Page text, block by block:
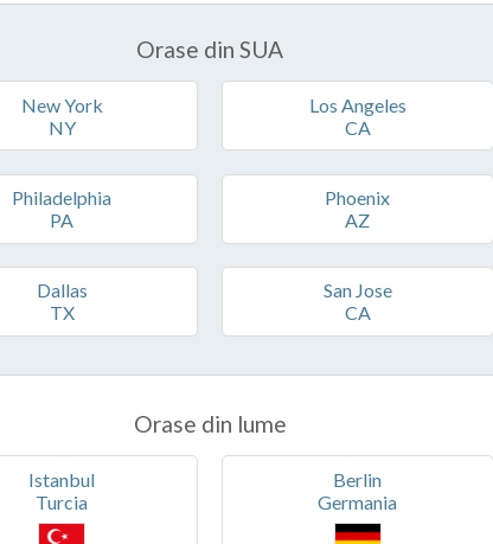
Orase din SUA
New York
NY
Los Angeles
CA
Philadelphia
PA
Phoenix
AZ
Dallas
TX
San Jose
CA
Orase din lume
Istanbul
Turcia
Berlin
Germania